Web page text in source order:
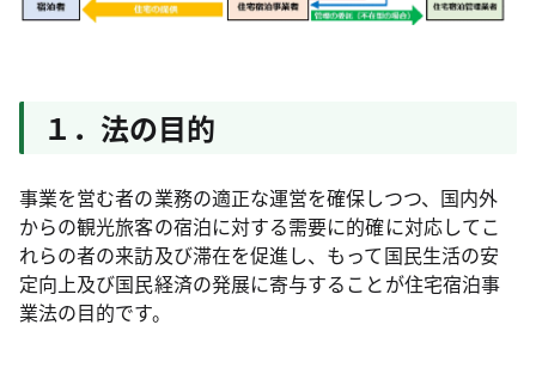
１．法の目的
事業を営む者の業務の適正な運営を確保しつつ、国内外
からの観光旅客の宿泊に対する需要に的確に対応してこ
れらの者の来訪及び滞在を促進し、もって国民生活の安
定向上及び国民経済の発展に寄与することが住宅宿泊事
業法の目的です。